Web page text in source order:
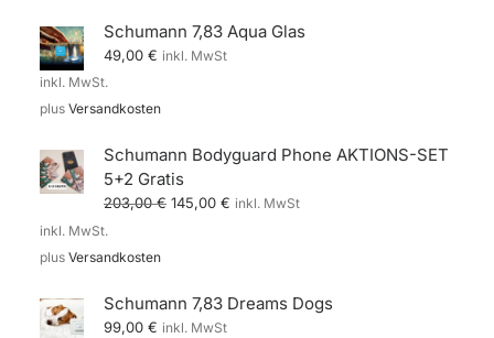
Schumann 7,83 Aqua Glas
49,00 € inkl. MwSt
inkl. MwSt.
plus Versandkosten
Schumann Bodyguard Phone AKTIONS-SET
5+2 Gratis
203,00€ Ursprünglicher
Preis
145,00 € Aktueller
inkl. MwSt
inkl. MwSt.
plus Versandkosten
Schumann 7,83 Dreams Dogs
99,00 € inkl. MwSt